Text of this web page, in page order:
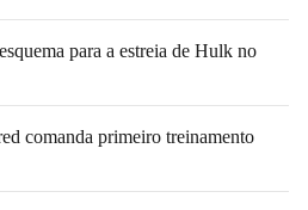
para a estreia de Hulk no
comanda primeiro treinamento